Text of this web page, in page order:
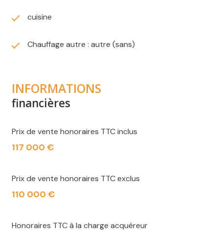
cuisine
Chauffage autre : autre (sans)
INFORMATIONS
financières
Prix de vente honoraires TTC inclus
117 000 €
Prix de vente honoraires TTC exclus
110 000 €
Honoraires TTC à la charge acquéreur